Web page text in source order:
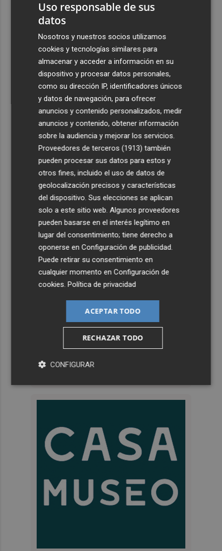
Uso responsable de sus
datos
Nosotros y nuestros socios utilizamos
cookies y tecnologías similares para
almacenar y acceder a información en su
dispositivo y procesar datos personales,
como su dirección IP, identificadores únicos
y datos de navegación, para ofrecer
anuncios y contenido personalizados, medir
anuncios y contenido, obtener información
sobre la audiencia y mejorar los servicios.
Proveedores de terceros (1913) también
pueden procesar sus datos para estos y
otros fines, incluido el uso de datos de
geolocalización precisos y características
del dispositivo. Sus elecciones se aplican
solo a este sitio web. Algunos proveedores
pueden basarse en el interés legítimo en
lugar del consentimiento; tiene derecho a
oponerse enConfiguración de publicidad.
Puede retirar su consentimiento en
cualquier momento enConfiguración de
cookies.Política de privacidad
ACEPTAR TODO
RECHAZAR TODO
CONFIGURAR